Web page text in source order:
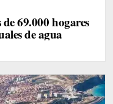
69.000 hogares
de agua